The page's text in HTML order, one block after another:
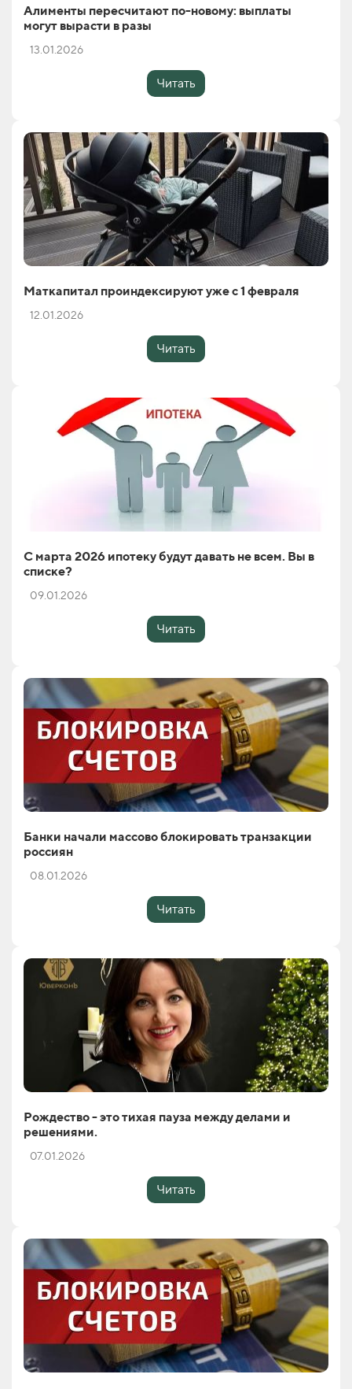
Алименты пересчитают по-новому: выплаты
могут вырасти в разы
13.01.2026
Читать
Маткапитал проиндексируют уже с 1 февраля
12.01.2026
Читать
С марта 2026 ипотеку будут давать не всем. Вы в
списке?
09.01.2026
Читать
Банки начали массово блокировать транзакции
россиян
08.01.2026
Читать
Рождество - это тихая пауза между делами и
решениями.
07.01.2026
Читать